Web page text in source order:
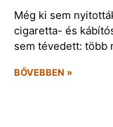
Még ki sem
cigaretta- és
sem tévedett: több
BŐVEBBEN »